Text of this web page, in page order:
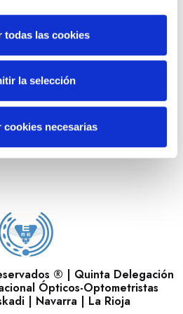
todas las cookies
la selección
cookies necesarias
de Ópticas
® | Quinta Delegación
Ópticos-Optometristas
| Navarra | La Rioja